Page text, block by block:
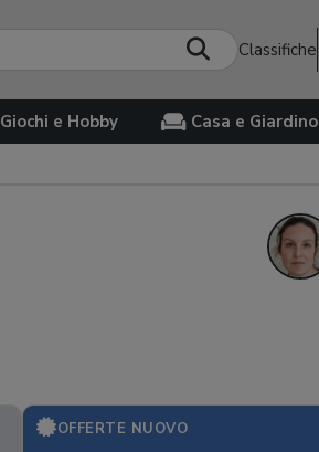
Classifiche
Giochi e Hobby Casa e Giardino
OFFERTE NUOVO